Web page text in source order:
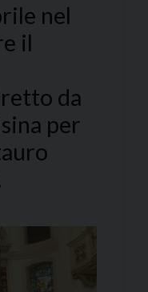
nel
il
da
per